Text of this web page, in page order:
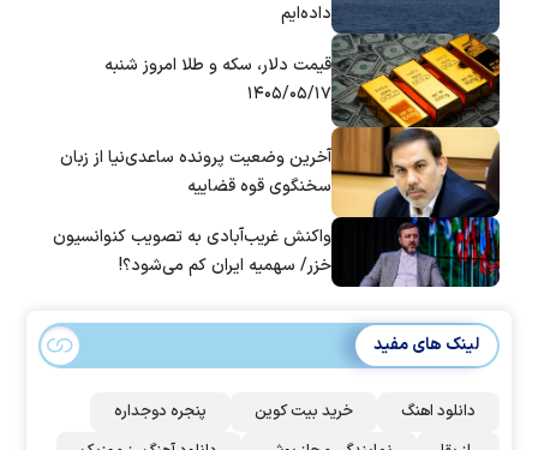
داده‌ایم
قیمت دلار، سکه و طلا امروز شنبه
۱۴۰۵/۰۵/۱۷
آخرین وضعیت پرونده ساعدی‌نیا از زبان
سخنگوی قوه قضاییه
واکنش غریب‌آبادی به تصویب کنوانسیون
خزر/ سهمیه ایران کم می‌شود؟!
لینک های مفید
دانلود اهنگ خرید بیت کوین
پنجره دوجداره